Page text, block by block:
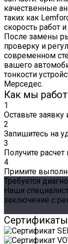
качественные
таких как
скорость работ
После замены
проверку и
современном
вашего
тонкости
Мерседес.
Как мы
1
Оставьте заявку
2
Запишитесь на
3
Получите
4
Примите
Требуется
Наши
заключение с
Сертификаты